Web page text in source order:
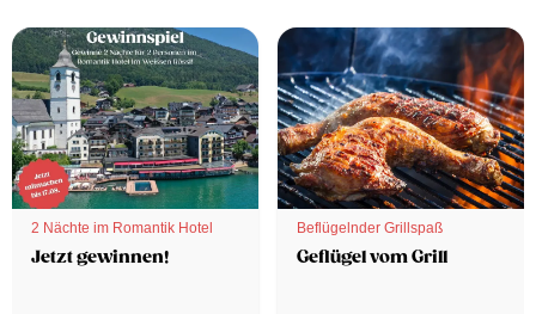
2 Nächte im Romantik Hotel
Jetzt gewinnen!
Beflügelnder Grillspaß
Geflügel vom Grill